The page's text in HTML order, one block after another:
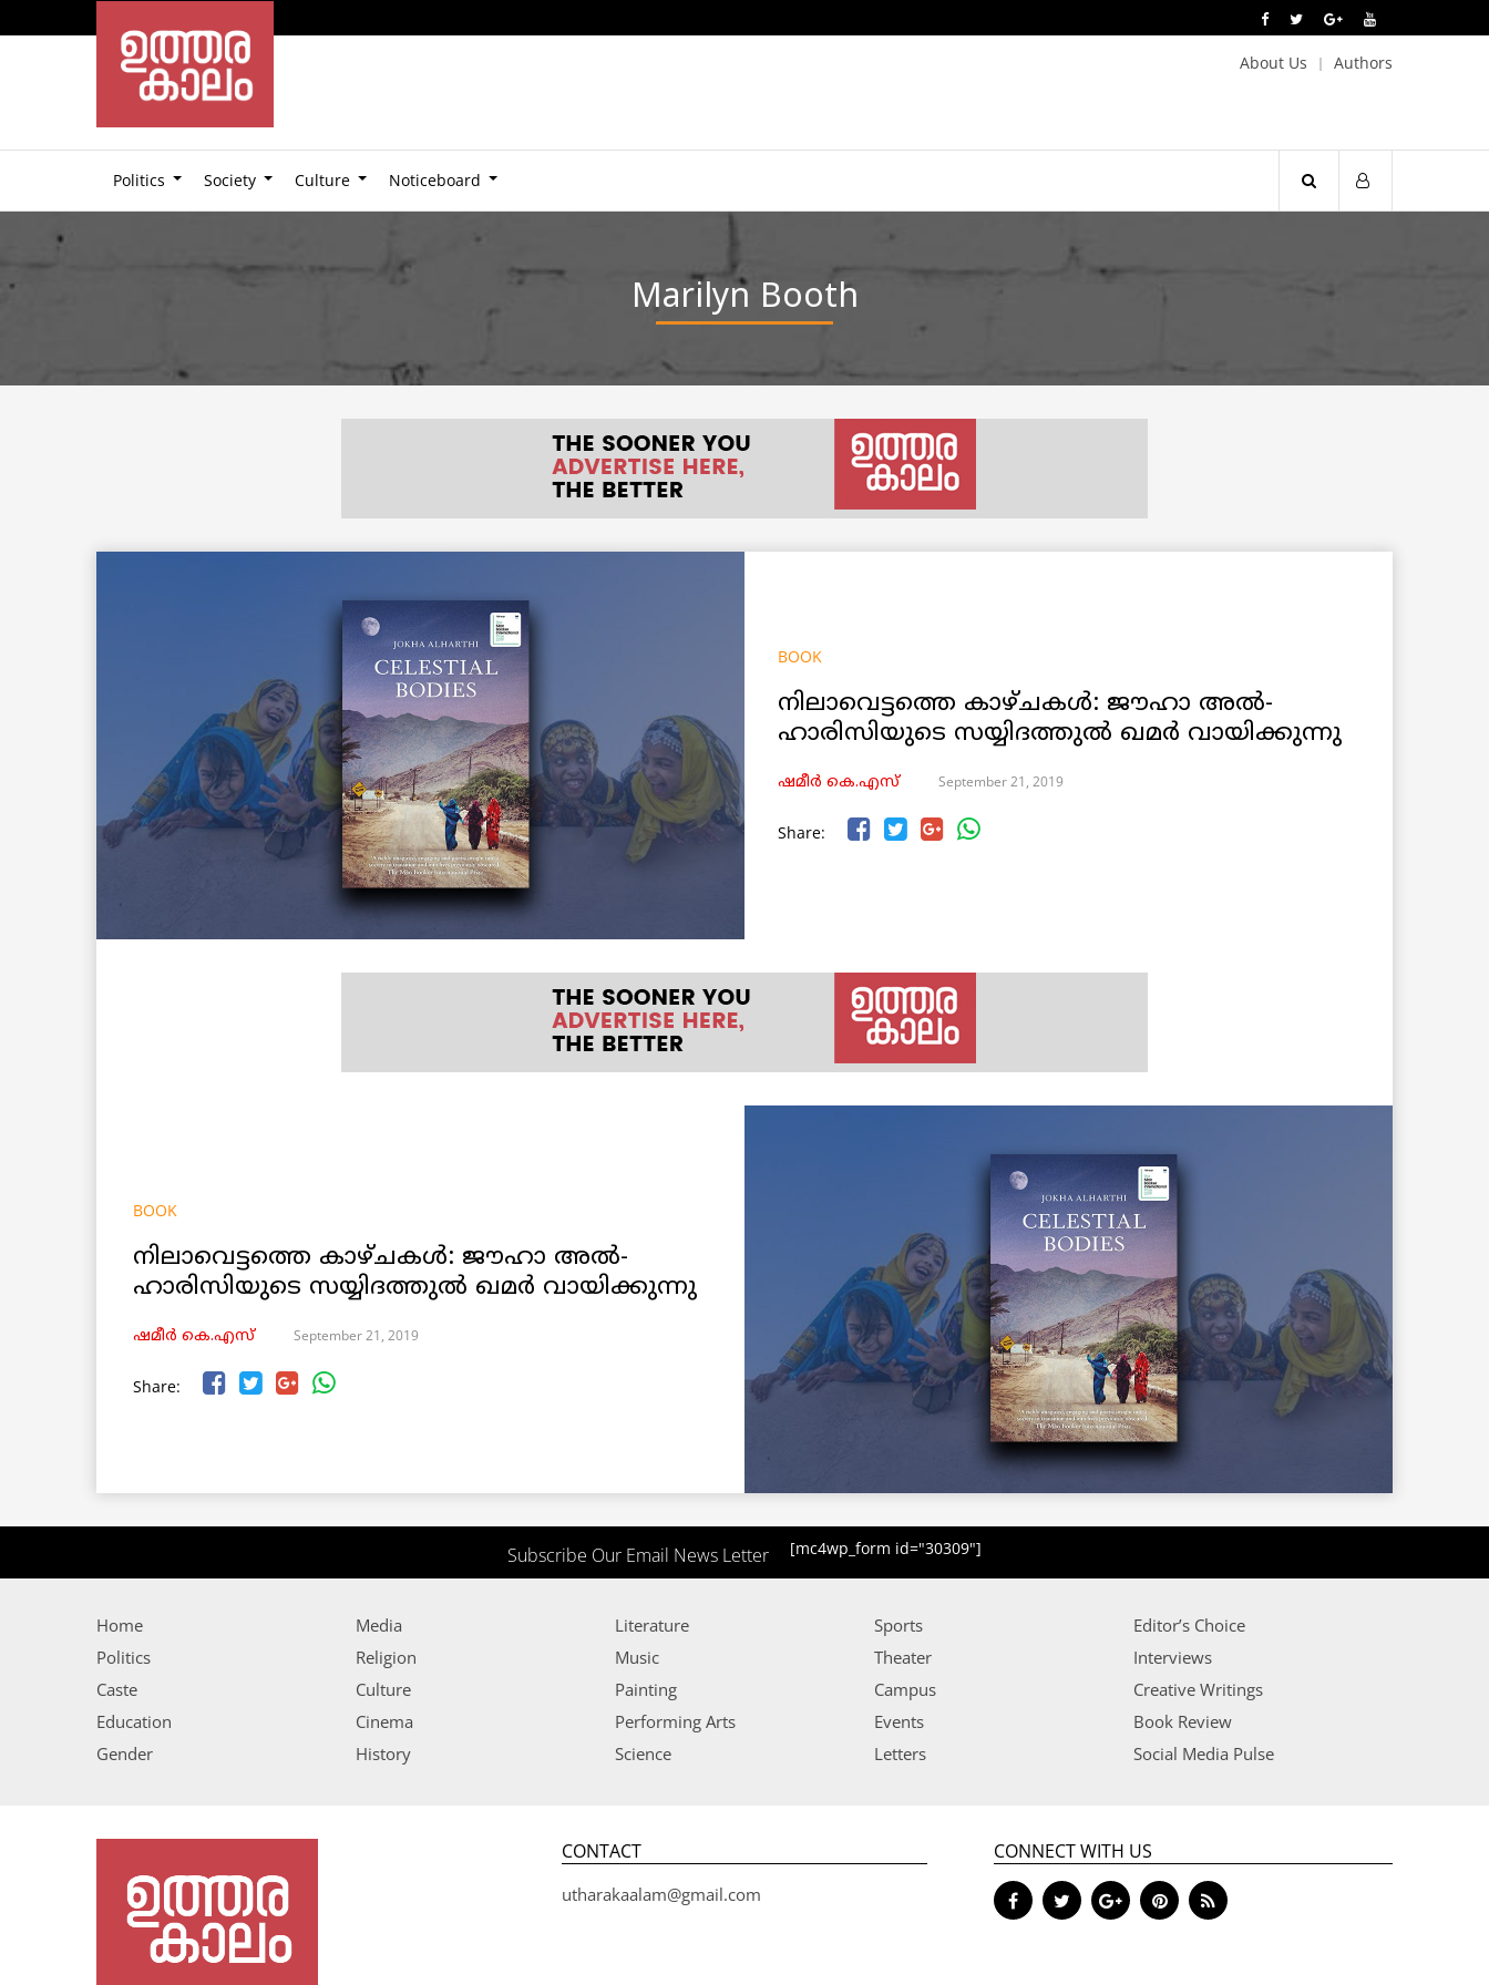
About Us Authors
Politics Society Culture Noticeboard
Marilyn Booth
BOOK
നിലാവെട്ടത്തെ കാഴ്ചകൾ: ജൗഹാ അൽ-
ഹാരിസിയുടെ സയ്യിദത്തുൽ ഖമർ വായിക്കുന്നു
ഷമീര്‍ കെ.എസ് September 21, 2019
Share:
BOOK
നിലാവെട്ടത്തെ കാഴ്ചകൾ: ജൗഹാ അൽ-
ഹാരിസിയുടെ സയ്യിദത്തുൽ ഖമർ വായിക്കുന്നു
ഷമീര്‍ കെ.എസ് September 21, 2019
Share:
Subscribe Our Email News Letter [mc4wp_form id="30309"]
Home
Politics
Caste
Education
Gender
Media
Religion
Culture
Cinema
History
Literature
Music
Painting
Performing Arts
Science
Sports
Theater
Campus
Events
Letters
Editor’s Choice
Interviews
Creative Writings
Book Review
Social Media Pulse
CONTACT
utharakaalam@gmail.com
CONNECT WITH US